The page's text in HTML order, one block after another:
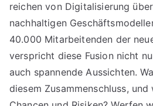
reichen von Digitalisierung
nachhaltigen
40.000 Mitarbeitenden der
verspricht diese Fusion nicht
auch spannende Aussichten.
diesem Zusammenschluss,